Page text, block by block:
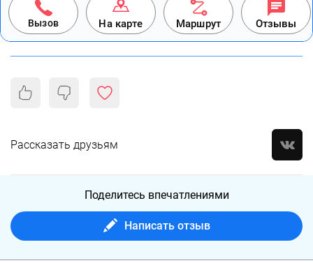
Вызов На карте Маршрут Отзывы
Рассказать друзьям
Поделитесь впечатлениями
Написать отзыв